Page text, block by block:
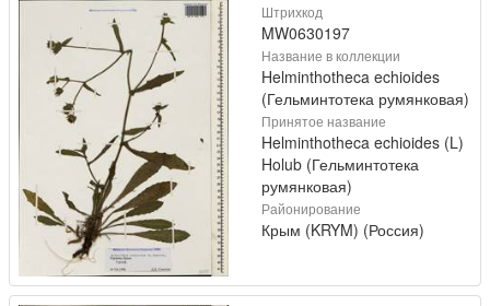
Штрихкод
MW0630197
Название в коллекции
Helminthotheca echioides
(Гельминтотека румянковая)
Принятое название
Helminthotheca echioides (L)
Holub (Гельминтотека
румянковая)
Районирование
Крым (KRYM) (Россия)